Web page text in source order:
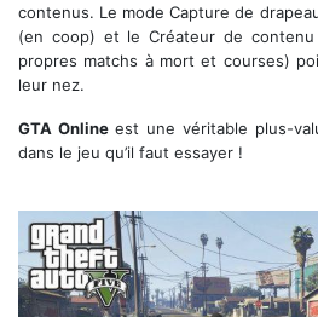
contenus. Le mode Capture de
(en coop) et le Créateur de
propres matchs à mort et courses)
leur nez.
GTA Online est une véritable plus-
dans le jeu qu’il faut essayer !